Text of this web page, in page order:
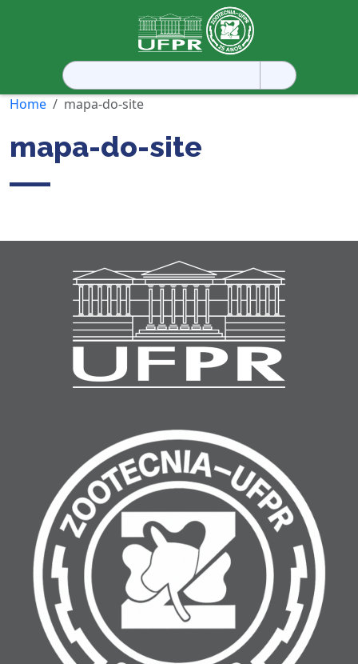
Pesquisar
por:
Home
mapa-do-site
mapa-do-site